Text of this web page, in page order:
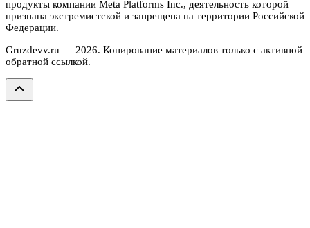
продукты компании Meta Platforms Inc., деятельность которой
признана экстремистской и запрещена на территории Российской
Федерации.
Gruzdevv.ru — 2026. Копирование материалов только с активной
обратной ссылкой.